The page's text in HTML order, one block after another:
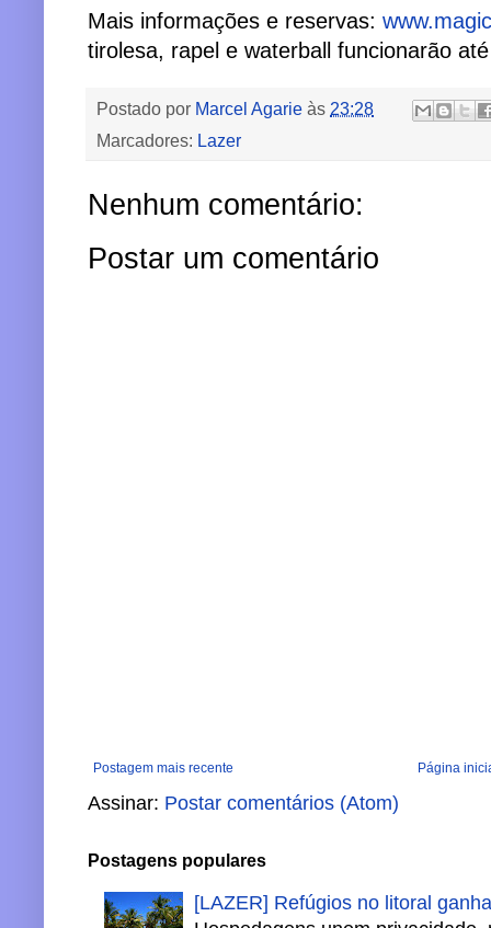
Mais informações e reservas:
tirolesa, rapel e waterball funcionarão
Postado por Marcel Agarie às 23:28
Marcadores: Lazer
Nenhum comentário:
Postar um comentário
Postagem mais recente Página
Assinar: Postar comentários (Atom)
Postagens populares
[LAZER] Refúgios no litoral